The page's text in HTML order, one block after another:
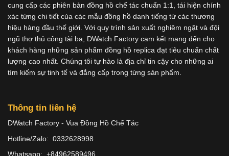
cung cấp các phiên bản đồng hồ chế tác chuẩn 1:1, tái hiện chính
xác từng chi tiết của các mẫu đồng hồ danh tiếng từ các thương
hiệu hàng đầu thế giới. Với quy trình sản xuất nghiêm ngặt và đội
ngũ thợ thủ công tài ba, DWatch Factory cam kết mang đến cho
khách hàng những sản phẩm đồng hồ replica đạt tiêu chuẩn chất
lượng cao nhất. Chúng tôi tự hào là địa chỉ tin cậy cho những ai
tìm kiếm sự tinh tế và đẳng cấp trong từng sản phẩm.
Thông tin liên hệ
DWatch Factory - Vua Đồng Hồ Chế Tác
Hotline/Zalo: 0332628998
Whatsapp: +84962589496